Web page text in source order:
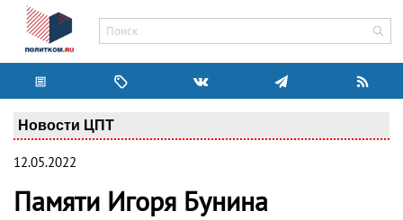
Новости ЦПТ
12.05.2022
Памяти Игоря Бунина